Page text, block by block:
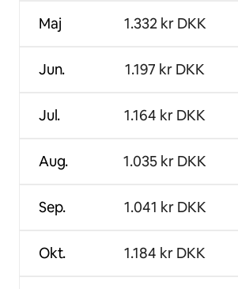
Maj
Jun.
Jul.
Aug.
Sep.
Okt.
1.332 kr DKK
1.197 kr DKK
1.164 kr DKK
1.035 kr DKK
1.041 kr DKK
1.184 kr DKK